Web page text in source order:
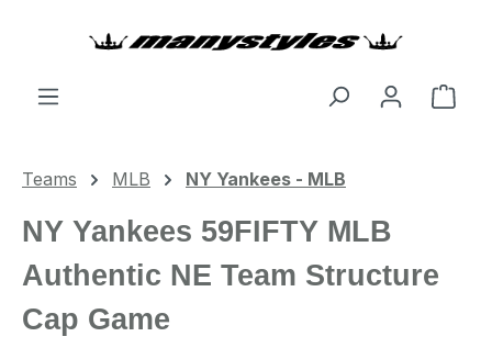
Teams MLB NY Yankees - MLB
NY Yankees 59FIFTY MLB
Authentic NE Team Structure
Cap Game